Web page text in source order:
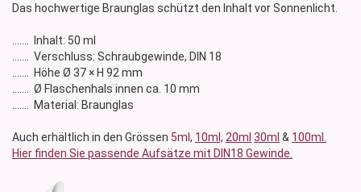
Das hochwertige Braunglas schützt den Inhalt vor Sonnenlicht.
....... Inhalt: 50 ml
....... Verschluss: Schraubgewinde, DIN 18
....... Höhe Ø 37 × H 92 mm
....... Ø Flaschenhals innen ca. 10 mm
....... Material: Braunglas
Auch erhältlich in den Grössen 5ml , 10ml, 20ml 30ml & 100ml.
Hier finden Sie passende Aufsätze mit DIN18 Gewinde.